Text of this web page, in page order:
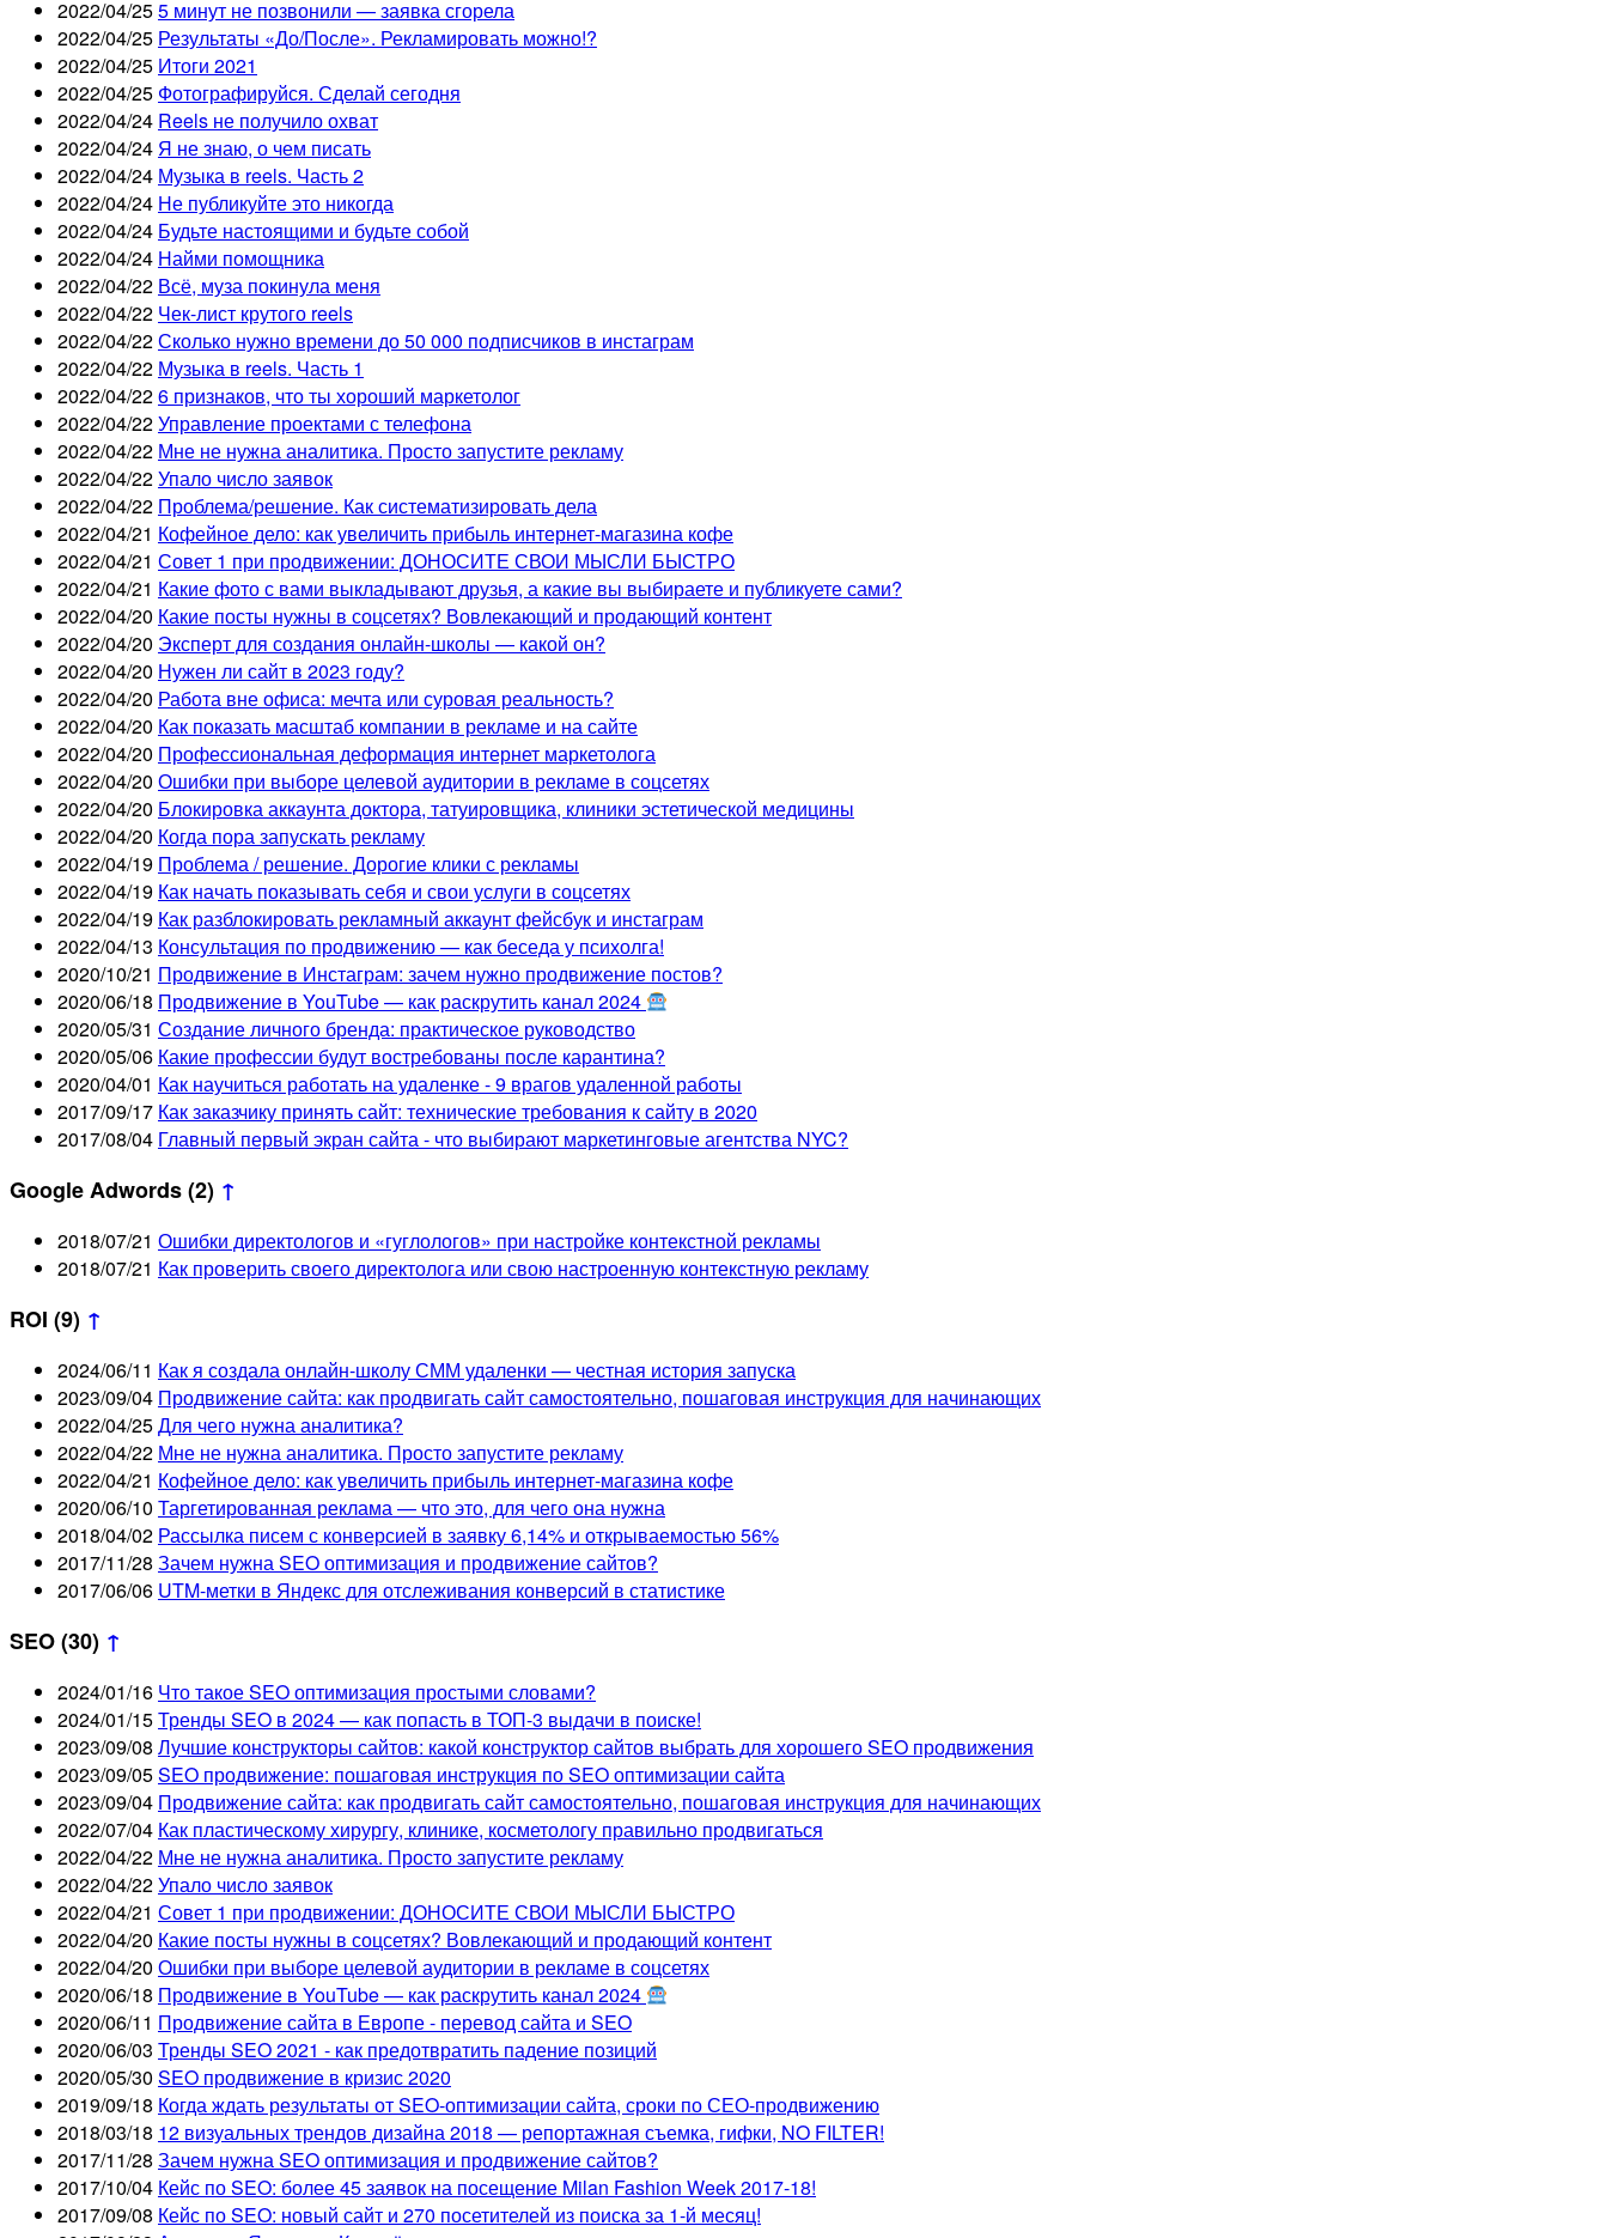
2022/04/255 минут не позвонили — заявка сгорела
2022/04/25 Результаты «До/После». Рекламировать можно!?
2022/04/25 Итоги 2021
2022/04/25 Фотографируйся. Сделай сегодня
2022/04/24 Reels не получило охват
2022/04/24 Я не знаю, о чем писать
2022/04/24 Музыка в reels. Часть 2
2022/04/24 Не публикуйте это никогда
2022/04/24 Будьте настоящими и будьте собой
2022/04/24 Найми помощника
2022/04/22 Всё, муза покинула меня
2022/04/22 Чек-лист крутого reels
2022/04/22Сколько нужно времени до 50 000 подписчиков в инстаграм
2022/04/22 Музыка в reels. Часть 1
2022/04/226 признаков, что ты хороший маркетолог
2022/04/22Управление проектами с телефона
2022/04/22 Мне не нужна аналитика. Просто запустите рекламу
2022/04/22Упало число заявок
2022/04/22 Проблема/решение. Как систематизировать дела
2022/04/21 Кофейное дело: как увеличить прибыль интернет-магазина кофе
2022/04/21 Совет 1 при продвижении: ДОНОСИТЕ СВОИ МЫСЛИ БЫСТРО
2022/04/21 Какие фото с вами выкладывают друзья, а какие вы выбираете и публикуете сами?
2022/04/20 Какие посты нужны в соцсетях? Вовлекающий и продающий контент
2022/04/20 Эксперт для создания онлайн-школы — какой он?
2022/04/20 Нужен ли сайт в 2023 году?
2022/04/20 Работа вне офиса: мечта или суровая реальность?
2022/04/20 Как показать масштаб компании в рекламе и на сайте
2022/04/20 Профессиональная деформация интернет маркетолога
2022/04/20 Ошибки при выборе целевой аудитории в рекламе в соцсетях
2022/04/20 Блокировка аккаунта доктора, татуировщика, клиники эстетической медицины
2022/04/20 Когда пора запускать рекламу
2022/04/19 Проблема / решение. Дорогие клики с рекламы
2022/04/19 Как начать показывать себя и свои услуги в соцсетях
2022/04/19 Как разблокировать рекламный аккаунт фейсбук и инстаграм
2022/04/13 Консультация по продвижению — как беседа у психолга!
2020/10/21 Продвижение в Инстаграм: зачем нужно продвижение постов?
2020/06/18 Продвижение в YouTube — как раскрутить канал 2024
2020/05/31 Создание личного бренда: практическое руководство
2020/05/06 Какие профессии будут востребованы после карантина?
2020/04/01 Как научиться работать на удаленке - 9 врагов удаленной работы
2017/09/17 Как заказчику принять сайт: технические требования к сайту в 2020
2017/08/04 Главный первый экран сайта - что выбирают маркетинговые агентства NYC?
Google Adwords(2) ↑
2018/07/21 Ошибки директологов и «гуглологов» при настройке контекстной рекламы
2018/07/21 Как проверить своего директолога или свою настроенную контекстную рекламу
ROI (9) ↑
2024/06/11 Как я создала онлайн-школу СММ удаленки — честная история запуска
2023/09/04 Продвижение сайта: как продвигать сайт самостоятельно, пошаговая инструкция для начинающих
2022/04/25Для чего нужна аналитика?
2022/04/22 Мне не нужна аналитика. Просто запустите рекламу
2022/04/21 Кофейное дело: как увеличить прибыль интернет-магазина кофе
2020/06/10 Таргетированная реклама — что это, для чего она нужна
2018/04/02 Рассылка писем с конверсией в заявку 6,14% и открываемостью 56%
2017/11/28 Зачем нужна SEO оптимизация и продвижение сайтов?
2017/06/06 UTM-метки в Яндекс для отслеживания конверсий в статистике
SEO(30) ↑
2024/01/16 Что такое SEO оптимизация простыми словами?
2024/01/15Тренды SEO в 2024 — как попасть в ТОП-3 выдачи в поиске!
2023/09/08 Лучшие конструкторы сайтов: какой конструктор сайтов выбрать для хорошего SEO продвижения
2023/09/05SEO продвижение: пошаговая инструкция по SEO оптимизации сайта
2023/09/04 Продвижение сайта: как продвигать сайт самостоятельно, пошаговая инструкция для начинающих
2022/07/04 Как пластическому хирургу, клинике, косметологу правильно продвигаться
2022/04/22 Мне не нужна аналитика. Просто запустите рекламу
2022/04/22Упало число заявок
2022/04/21 Совет 1 при продвижении: ДОНОСИТЕ СВОИ МЫСЛИ БЫСТРО
2022/04/20 Какие посты нужны в соцсетях? Вовлекающий и продающий контент
2022/04/20 Ошибки при выборе целевой аудитории в рекламе в соцсетях
2020/06/18 Продвижение в YouTube — как раскрутить канал 2024
2020/06/11 Продвижение сайта в Европе - перевод сайта и SEO
2020/06/03 Тренды SEO 2021 - как предотвратить падение позиций
2020/05/30 SEO продвижение в кризис 2020
2019/09/18 Когда ждать результаты от SEO-оптимизации сайта, сроки по СЕО-продвижению
2018/03/18 12 визуальных трендов дизайна 2018 — репортажная съемка, гифки, NO FILTER!
2017/11/28 Зачем нужна SEO оптимизация и продвижение сайтов?
2017/10/04 Кейс по SEO: более 45 заявок на посещение Milan Fashion Week 2017-18!
2017/09/08 Кейс по SEO: новый сайт и 270 посетителей из поиска за 1-й месяц!